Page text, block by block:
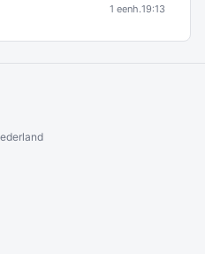
1 eenh.19:13